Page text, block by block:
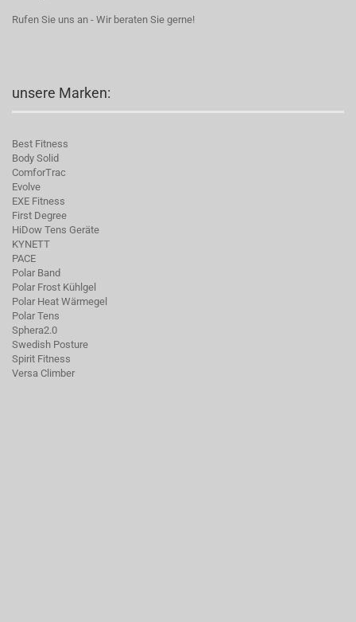
Rufen Sie uns an - Wir beraten Sie gerne!
unsere Marken:
Best Fitness
Body Solid
ComforTrac
Evolve
EXE Fitness
First Degree
HiDow Tens Geräte
KYNETT
PACE
Polar Band
Polar Frost Kühlgel
Polar Heat Wärmegel
Polar Tens
Sphera2.0
Swedish Posture
Spirit Fitness
Versa Climber